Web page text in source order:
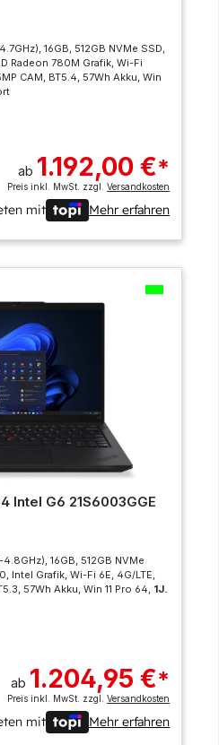
16GB, 512GB NVMe SSD,
Radeon 780M Grafik, Wi-Fi
CAM, BT5.4, 57Wh Akku, Win
ab 1.192,00 €*
Preis inkl. MwSt. zzgl.Versandkosten
mit Mehr erfahren
Intel G6 21S6003GGE
16GB, 512GB NVMe
Intel Grafik, Wi-Fi 6E, 4G/LTE,
57Wh Akku, Win 11 Pro 64, 1J.
ab 1.204,95 €*
Preis inkl. MwSt. zzgl.Versandkosten
mit Mehr erfahren